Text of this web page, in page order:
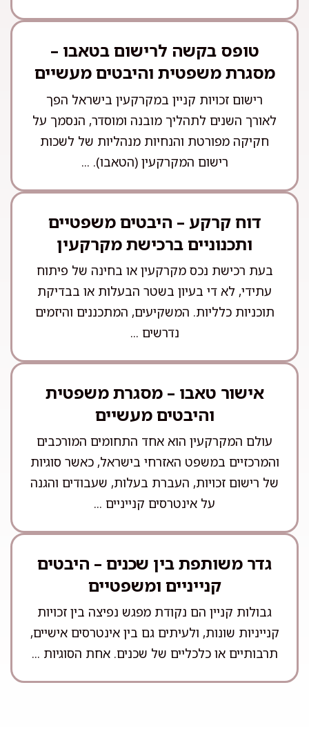
טופס בקשה לרישום בטאבו –
מסגרת משפטית והיבטים מעשיים
רישום זכויות קניין במקרקעין בישראל הפך
לאורך השנים לתהליך מובנה ומוסדר, הנסמך על
חקיקה מפורטת והנחיות מנהליות של לשכות
רישום המקרקעין (הטאבו). ...
דוח קרקע – היבטים משפטיים
ותכנוניים ברכישת מקרקעין
בעת רכישת נכס מקרקעין או בחינה של פיתוח
עתידי, לא די בעיון בשטר הבעלות או בבדיקת
תוכניות כלליות. המשקיעים, המתכננים והיזמים
נדרשים ...
אישור טאבו – מסגרת משפטית
והיבטים מעשיים
עולם המקרקעין הוא אחד התחומים המורכבים
והמרכזיים במשפט האזרחי בישראל, כאשר סוגיות
של רישום זכויות, העברת בעלות, שעבודים והגנה
על אינטרסים קנייניים ...
גדר משותפת בין שכנים – היבטים
קנייניים ומשפטיים
גבולות קניין הם נקודת מפגש נפיצה בין זכויות
קנייניות שונות, ולעיתים גם בין אינטרסים אישיים,
תרבותיים או כלכליים של שכנים. אחת הסוגיות ...